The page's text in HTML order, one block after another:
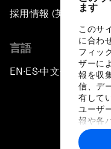
ます
このサ
に合わ
フィッ
ザーに
報を収
信、デ
有して
ユーザ
報や各
に収集
トナー
採用情報 (英語のみ)
言語
EN ▪ES▪中文▪ 日本語